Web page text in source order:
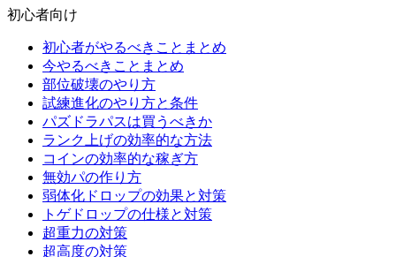
初心者向け
初心者がやるべきことまとめ
今やるべきことまとめ
部位破壊のやり方
試練進化のやり方と条件
パズドラパスは買うべきか
ランク上げの効率的な方法
コインの効率的な稼ぎ方
無効パの作り方
弱体化ドロップの効果と対策
トゲドロップの仕様と対策
超重力の対策
超高度の対策